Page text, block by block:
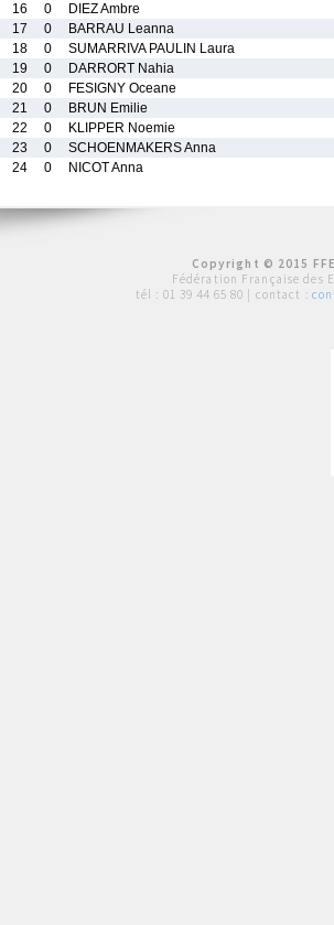
16
0
DIEZ Ambre
17
0
BARRAU Leanna
18
0
SUMARRIVA PAULIN Laura
19
0
DARRORT Nahia
20
0
FESIGNY Oceane
21
0
BRUN Emilie
22
0
KLIPPER Noemie
23
0
SCHOENMAKERS Anna
24
0 NICOT Anna
Copyright © 2015
Fédération Française des
tél : 01 39 44 65 80 | contact :